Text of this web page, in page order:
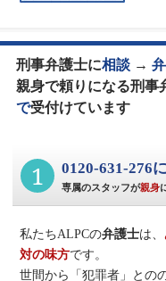
刑事弁護士に相談→
親身で頼りになる刑事
で受付けています
1 0120-631-276
専属のスタッフが親身
私たちALPCの弁護士は、
対の味方です。
世間から「犯罪者」との